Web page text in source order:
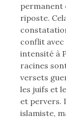
L
E
permanent
riposte.
conflit avec
intensité à
racines
versets
les juifs et
et pervers.
islamiste,